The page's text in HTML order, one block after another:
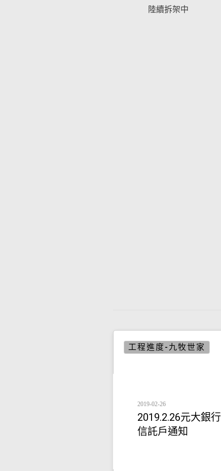
陸續拆架中
工程進度-九牧世家
2019-02-26
2019.2.26元大銀行
信託戶通知